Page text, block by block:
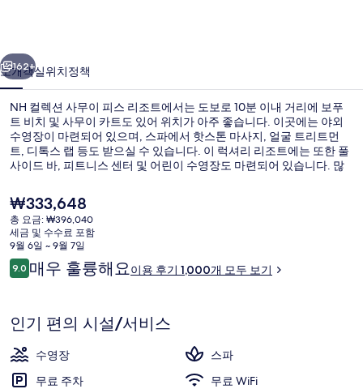
피
스
리
조
트
의
사
진
갤
리
다음
162+
소개객실위치정책
NH 컬렉션 사무이 피스 리조트에서는 도보로 10분 이내 거리에 보푸
트 비치 및 사무이 카트도 있어 위치가 아주 좋습니다. 이곳에는 야외
수영장이 마련되어 있으며, 스파에서 핫스톤 마사지, 얼굴 트리트먼
트, 디톡스 랩 등도 받으실 수 있습니다. 이 럭셔리 리조트에는 또한 풀
사이드 바, 피트니스 센터 및 어린이 수영장도 마련되어 있습니다. 많
높은 평점을 주셨습니다.
현
재
가
격
은
₩333,648
₩333,648
총 요금: ₩396,040
세금 및 수수료 포함
9월 6일 ~ 9월 7일
이
용
기
9.010점 만점 중 9.0점.
매우 훌륭해요이용 후기 1,000개 모두 보기
인기 편의 시설/서비스
수영장
스파
무료 주차
무료 WiFi